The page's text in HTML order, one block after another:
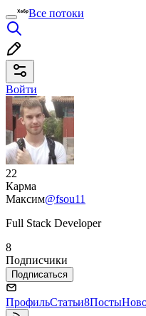
Все потоки
Войти
22
Карма
Максим@fsou11
Full Stack Developer
8
Подписчики
Подписаться
ПрофильСтатьи8Посты